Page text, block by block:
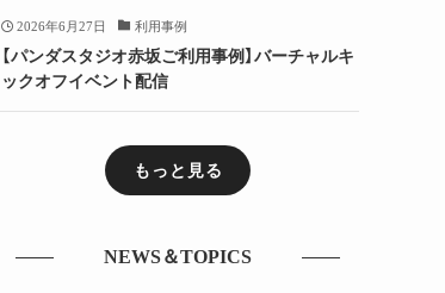
2026年6月27日 利用事例
【パンダスタジオ赤坂ご利用事例】バーチャルキ
ックオフイベント配信
もっと見る
NEWS＆TOPICS